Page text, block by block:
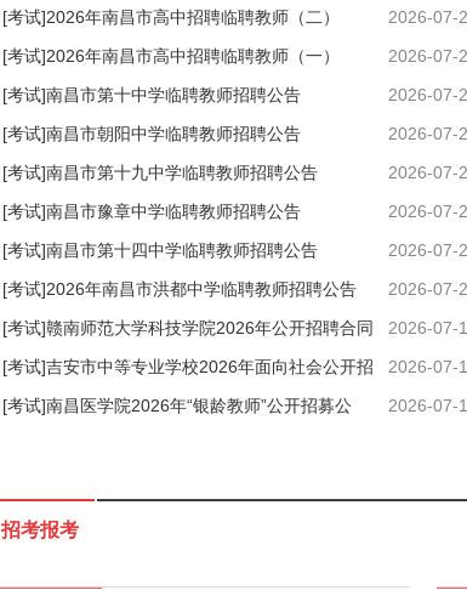
2026-07-
[考试]2026年南昌市高中招聘临聘教师（二）
2026-07-
[考试]2026年南昌市高中招聘临聘教师（一）
2026-07-
[考试]南昌市第十中学临聘教师招聘公告
2026-07-
[考试]南昌市朝阳中学临聘教师招聘公告
2026-07-
[考试]南昌市第十九中学临聘教师招聘公告
2026-07-
[考试]南昌市豫章中学临聘教师招聘公告
2026-07-
[考试]南昌市第十四中学临聘教师招聘公告
2026-07-
[考试]2026年南昌市洪都中学临聘教师招聘公告
2026-07-
[考试]赣南师范大学科技学院2026年公开招聘合同
2026-07-
[考试]吉安市中等专业学校2026年面向社会公开招
2026-07-
[考试]南昌医学院2026年“银龄教师”公开招募公
招考报考